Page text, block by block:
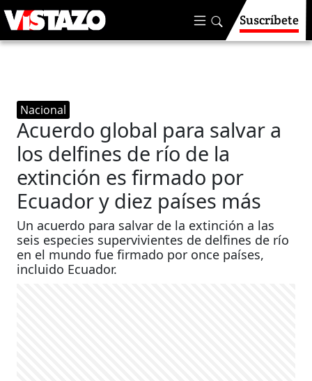
Suscríbete
Nacional
Acuerdo global para salvar a
los delfines de río ​​​​de la
extinción es firmado por
Ecuador y diez países más
Un acuerdo para salvar de la extinción a las
seis especies supervivientes de delfines de río
en el mundo fue firmado por once países,
incluido Ecuador.